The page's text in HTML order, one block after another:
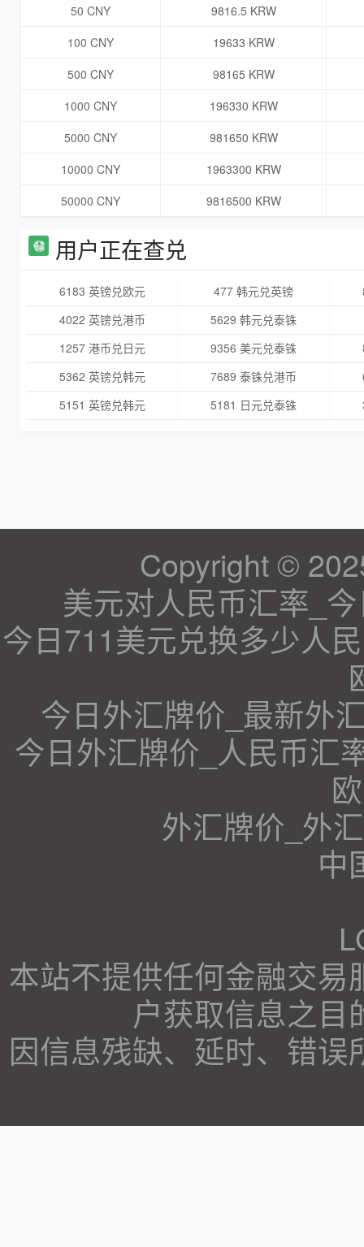
50 CNY
9816.5 KRW
100 CNY
19633 KRW
500 CNY
98165 KRW
1000 CNY
196330 KRW
5000 CNY
981650 KRW
10000 CNY
1963300 KRW
50000 CNY
9816500 KRW
用户正在查兑
6183 英镑兑欧元 477 韩元兑英镑
4022 英镑兑港币
5629 韩元兑泰铢
1257 港币兑日元
9356 美元兑泰铢
5362 英镑兑韩元
7689 泰铢兑港币
5151 英镑兑韩元
5181 日元兑泰铢
Copyright ©
美元对人民币汇率_
今日711美元兑换多少人
今日外汇牌价_最新外
今日外汇牌价_人民币汇
外汇牌价_外
中
本站不提供任何金融交
户获取信息之目
因信息残缺、延时、错